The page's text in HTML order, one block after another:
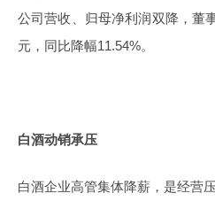
公司营收、归母净利润双降，董
元，同比降幅11.54%。
白酒动销承压
白酒企业高管集体降薪，是经营